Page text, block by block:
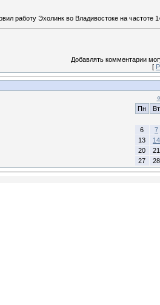
работу Эхолинк во Владивостоке на
Добавлять комментарии
[
«
Пн
Вт
6
7
13
14
20
21
27
28